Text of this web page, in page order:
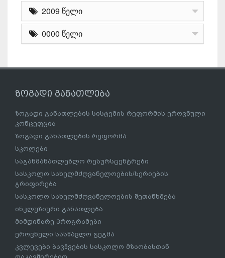
2009 წელი
0000 წელი
ზოგადი განათლება
ზოგადი განათლების სისტემის რეფორმის ეროვნული
კონცეფცია
ზოგადი განათლების რეფორმა
სკოლები
საგანმანათლებლო რესურსცენტრები
სასკოლო სახელმძღვანელოების/სერიების
გრიფირება
სასკოლო სახელმძღვანელოების შეთანხმება
ინკლუზიური განათლება
მიმდინარე პროგრამები
ეროვნული სასწავლო გეგმა
კვლევები ბავშვების სასკოლო მზაობასთან